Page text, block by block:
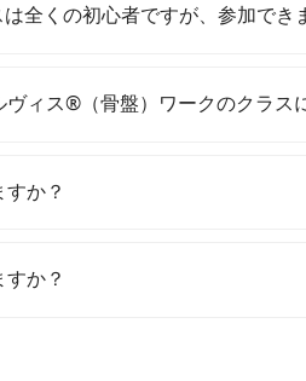
全くの初心者ですが、参加でき
ヴィス®（骨盤）ワークのクラス
か？
か？